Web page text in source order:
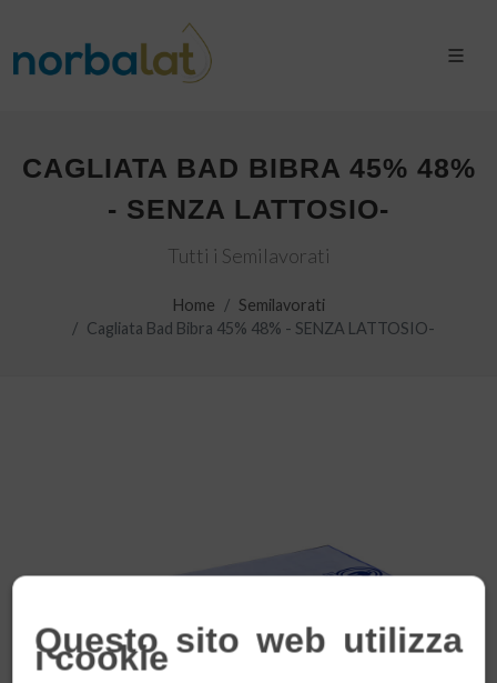
CAGLIATA BAD BIBRA 45% 48%
- SENZA LATTOSIO-
Tutti i Semilavorati
Home
Semilavorati
Cagliata Bad Bibra 45% 48% - SENZA LATTOSIO-
Questo sito web utilizza
i cookie